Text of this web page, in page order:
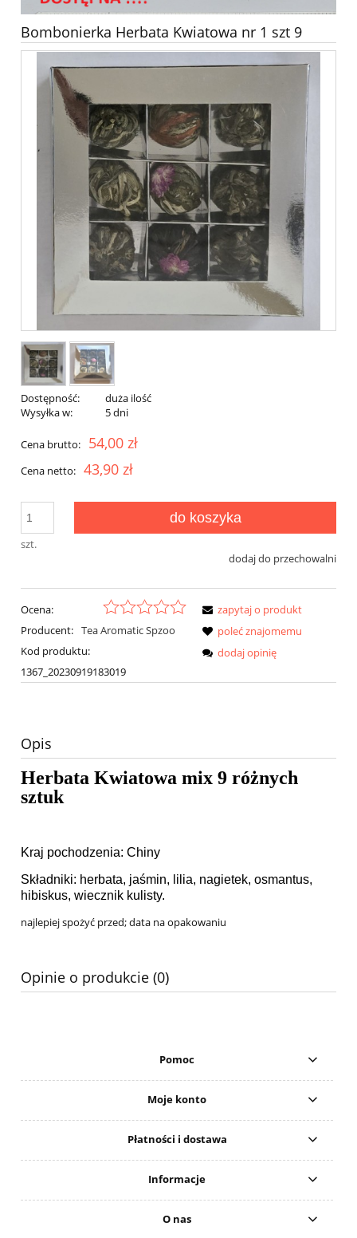
Bombonierka Herbata Kwiatowa nr 1 szt 9
Dostępność:
duża ilość
Wysyłka w:
5 dni
Cena brutto: 54,00 zł
Cena netto: 43,90 zł
szt.
do koszyka
dodaj do przechowalni
Ocena:
Producent: Tea Aromatic Spzoo
Kod produktu:
1367_20230919183019
zapytaj o produkt
poleć znajomemu
dodaj opinię
Opis
Herbata Kwiatowa mix 9 różnych
sztuk
Kraj pochodzenia: Chiny
Składniki: herbata, jaśmin, lilia, nagietek, osmantus,
hibiskus, wiecznik kulisty.
najlepiej spożyć przed; data na opakowaniu
Opinie o produkcie (0)
Pomoc
Moje konto
Płatności i dostawa
Informacje
O nas